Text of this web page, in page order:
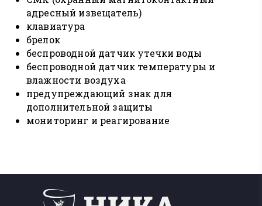
адресный извещатель)
клавиатура
брелок
беспроводной датчик утечки воды
беспроводной датчик температуры и
влажности воздуха
предупреждающий знак для
дополнительной защиты
мониторинг и реагирование